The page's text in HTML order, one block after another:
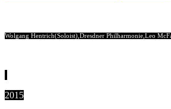
Wolgang Hentrich(Soloist),Dresdner Philharmonie,Leo
2015